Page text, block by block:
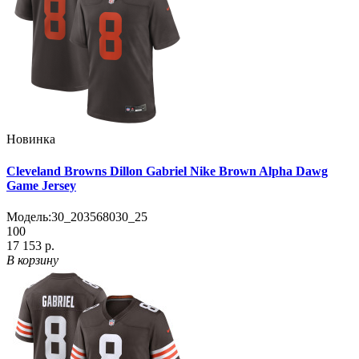
Новинка
Cleveland Browns Dillon Gabriel Nike Brown Alpha Dawg
Game Jersey
Модель:30_203568030_25
100
17 153 р.
В корзину